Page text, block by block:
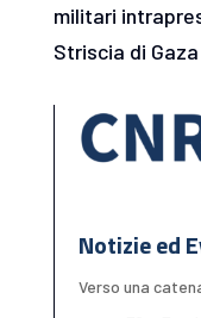
militari
Striscia di Gaza
Notizie ed
Verso una